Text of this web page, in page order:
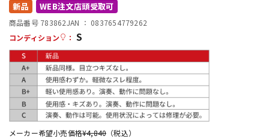
配信/ライブ機器
中古 ヴィンテージ
新品 WEB注文店頭受取可
商品番号 783862JAN ： 0837654779262
コンディション
： S
メーカー希望小売価格¥4,840 （税込）